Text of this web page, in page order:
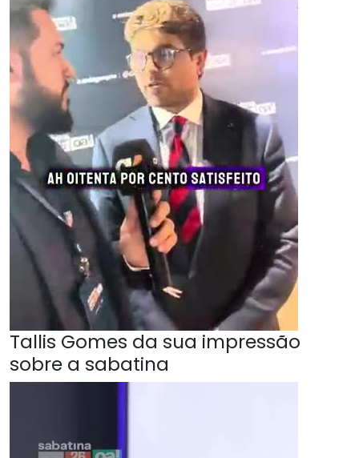
Tallis Gomes da sua impressão
sobre a sabatina